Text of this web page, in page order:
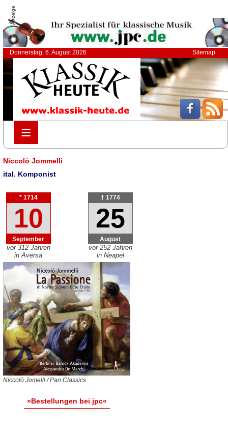
Anzeige
Donnerstag, 6. August 2026 Sitemap
≡
≡
Niccolò Jommelli
ital. Komponist
* 1714
10
September
vor 312 Jahren
in Aversa
† 1774
25
August
vor 252 Jahren
in Neapel
Niccolò Jomelli / Pan Classics
»Bestellungen bei jpc«